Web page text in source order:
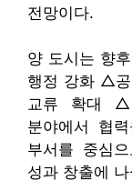
전망이다.
양 도시는 향
행정 강화 △
교류 확대
분야에서 협
부서를 중심
성과 창출에